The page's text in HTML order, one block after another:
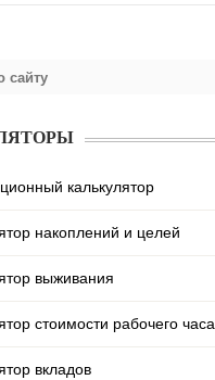
калькулятор
накоплений и целей
выживания
стоимости рабочего часа
вкладов